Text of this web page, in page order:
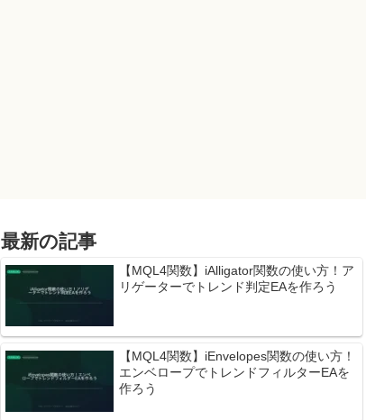
最新の記事
【MQL4関数】iAlligator関数の使い方！ア
リゲーターでトレンド判定EAを作ろう
【MQL4関数】iEnvelopes関数の使い方！
エンベロープでトレンドフィルターEAを
作ろう